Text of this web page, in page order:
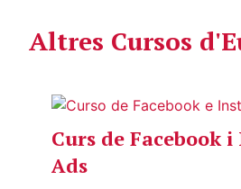
Altres Cursos
Curs de Facebook
Ads